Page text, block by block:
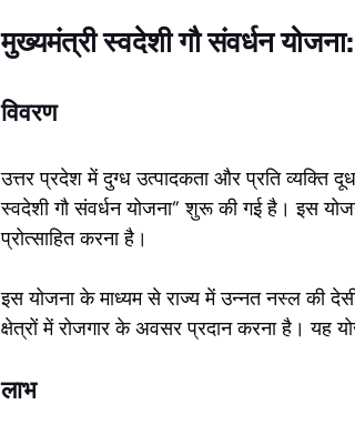
मुख्यमंत्री स्वदेशी गौ संवर्धन
विवरण
उत्तर प्रदेश में दुग्ध उत्पादकता और प्रति व्यक्ति
स्वदेशी गौ संवर्धन योजना” शुरू की गई है। इस
प्रोत्साहित करना है।
इस योजना के माध्यम से राज्य में उन्नत नस्ल की
क्षेत्रों में रोजगार के अवसर प्रदान करना है। यह
लाभ